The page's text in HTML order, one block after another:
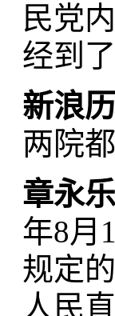
民党
经到
新浪历
两院
章永乐
年8月
规定
人民